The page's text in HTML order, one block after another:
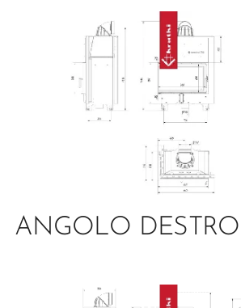
ANGOLO DESTRO